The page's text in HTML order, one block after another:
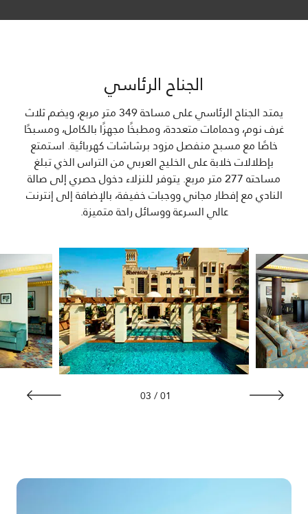
الجناح الرئاسي
يمتد الجناح الرئاسي على مساحة 349 متر مربع، ويضم ثلاث
غرف نوم، وحمامات متعددة، ومطبخًا مجهزًا بالكامل، ومسبحًا
خاصًا مع مسبح منفصل مزود برشاشات كهربائية. استمتع
بإطلالات خلابة على الخليج العربي من التراس الذي تبلغ
مساحته 277 متر مربع. يتوفر للنزلاء دخول حصري إلى صالة
النادي مع إفطار مجاني ووجبات خفيفة، بالإضافة إلى إنترنت
عالي السرعة ووسائل راحة متميزة.
01
/
03